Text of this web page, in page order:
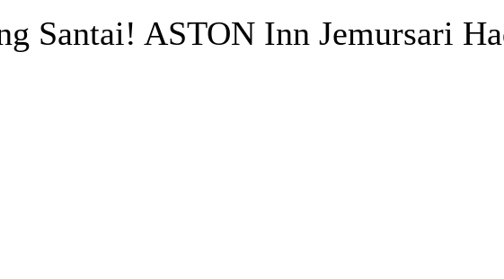
Santai! ASTON Inn Jemursari